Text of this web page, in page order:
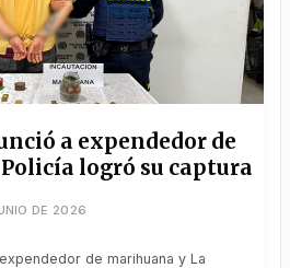
a expendedor de
logró su captura
DE 2026
de marihuana y La